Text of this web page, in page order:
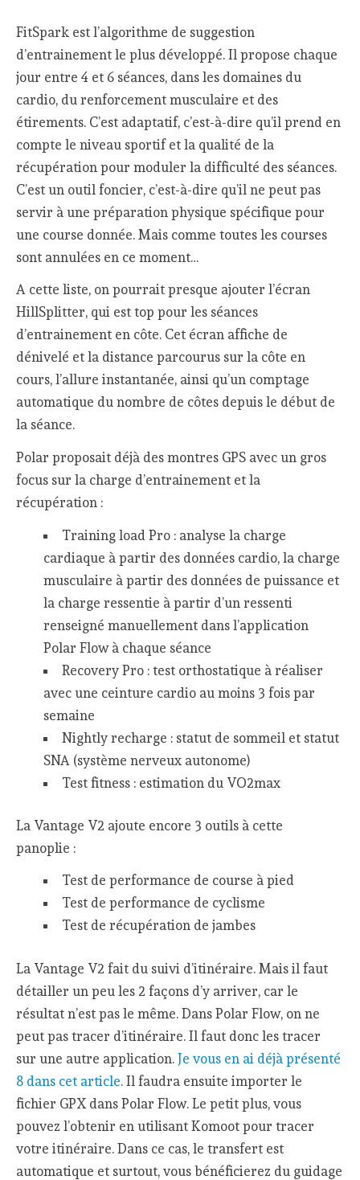
FitSpark est l’algorithme de suggestion
d’entrainement le plus développé. Il propose chaque
jour entre 4 et 6 séances, dans les domaines du
cardio, du renforcement musculaire et des
étirements. C’est adaptatif, c’est-à-dire qu’il prend en
compte le niveau sportif et la qualité de la
récupération pour moduler la difficulté des séances.
C’est un outil foncier, c’est-à-dire qu’il ne peut pas
servir à une préparation physique spécifique pour
une course donnée. Mais comme toutes les courses
sont annulées en ce moment…
A cette liste, on pourrait presque ajouter l’écran
HillSplitter, qui est top pour les séances
d’entrainement en côte. Cet écran affiche de
dénivelé et la distance parcourus sur la côte en
cours, l’allure instantanée, ainsi qu’un comptage
automatique du nombre de côtes depuis le début de
la séance.
Polar proposait déjà des montres GPS avec un gros
focus sur la charge d’entrainement et la
récupération :
Training load Pro : analyse la charge
cardiaque à partir des données cardio, la charge
musculaire à partir des données de puissance et
la charge ressentie à partir d’un ressenti
renseigné manuellement dans l’application
Polar Flow à chaque séance
Recovery Pro : test orthostatique à réaliser
avec une ceinture cardio au moins 3 fois par
semaine
Nightly recharge : statut de sommeil et statut
SNA (système nerveux autonome)
Test fitness : estimation du VO2max
La Vantage V2 ajoute encore 3 outils à cette
panoplie :
Test de performance de course à pied
Test de performance de cyclisme
Test de récupération de jambes
La Vantage V2 fait du suivi d’itinéraire. Mais il faut
détailler un peu les 2 façons d’y arriver, car le
résultat n’est pas le même. Dans Polar Flow, on ne
peut pas tracer d’itinéraire. Il faut donc les tracer
sur une autre application.Je vous en ai déjà présenté
8 dans cet article. Il faudra ensuite importer le
fichier GPX dans Polar Flow. Le petit plus, vous
pouvez l’obtenir en utilisant Komoot pour tracer
votre itinéraire. Dans ce cas, le transfert est
automatique et surtout, vous bénéficierez du guidage